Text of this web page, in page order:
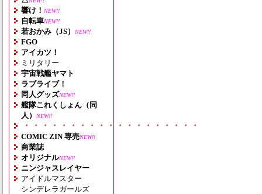
響け！ NEW!!
自転車NEW!!
若おかみ（JS） NEW!!
FGO
アイカツ！
ミリタリー
宇宙戦艦ヤマト
ラブライブ！
同人グッズNEW!!
艦隊これくしょん（同
人）
NEW!!
・・・・・・・・・・・・・・・・・・・
COMIC ZIN 専売NEW!!
商業誌
オリジナルNEW!!
ニンジャスレイヤー
アイドルマスター
シンデレラガールズ